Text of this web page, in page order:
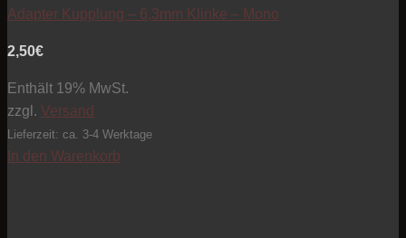
Adapter Kupplung – 6,3mm Klinke – Mono
2,50€
Enthält 19% MwSt.
zzgl. Versand
Lieferzeit: ca. 3-4 Werktage
In den Warenkorb